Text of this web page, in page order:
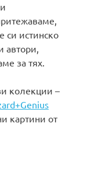
истинско
автори,
за тях.
колекции –
картини от